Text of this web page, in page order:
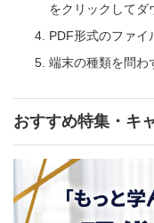
をクリックしてダ
PDF形式のファイ
端末の種類を問わ
おすすめ特集・キ